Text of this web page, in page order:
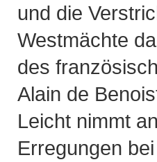
und die
Westmächte
des
Alain de
Leicht nimmt
Erregungen